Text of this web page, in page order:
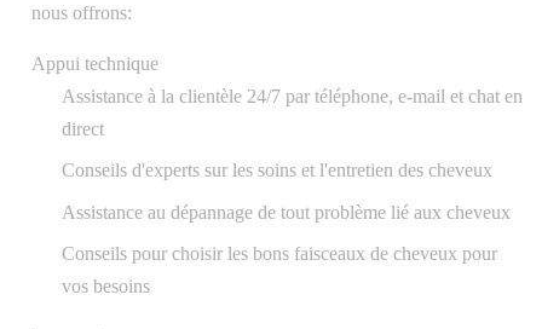
nous offrons:
Appui technique
Assistance à la clientèle 24/7 par téléphone, e-mail et chat en
direct
Conseils d'experts sur les soins et l'entretien des cheveux
Assistance au dépannage de tout problème lié aux cheveux
Conseils pour choisir les bons faisceaux de cheveux pour
vos besoins